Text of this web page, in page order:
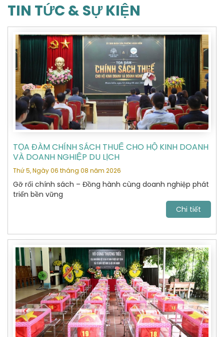
TIN TỨC & SỰ KIỆN
TỌA ĐÀM CHÍNH SÁCH THUẾ CHO HỘ KINH DOANH
VÀ DOANH NGHIỆP DU LỊCH
Thứ 5, Ngày 06 tháng 08 năm 2026
Gỡ rối chính sách – Đồng hành cùng doanh nghiệp phát
triển bền vững
Chi tiết